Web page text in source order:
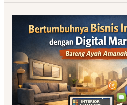
Bisnis
Semarang
dengan
Digital
Marketing
Bareng